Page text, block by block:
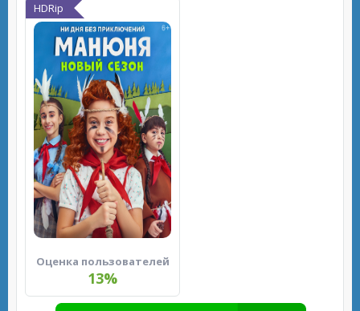
HDRip
Оценка пользователей
13%